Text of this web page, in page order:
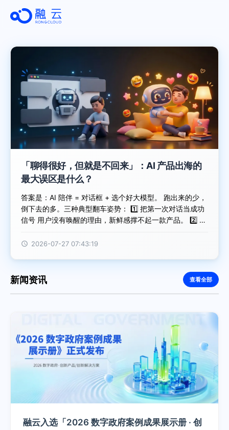
「聊得很好，但就是不回来」：AI 产品出海的
最大误区是什么？
答案是：AI 陪伴 = 对话框 + 选个好大模型。 跑出来的少，
倒下去的多。三种典型翻车姿势： 1️⃣ 把第一次对话当成功
信号 用户没有唤醒的理由，新鲜感撑不起一款产品。 2️⃣ 有
式告诉你——不是。真正的陪伴，需要维护关系。 3️⃣ 不计
么，怎么才能做到真正的“陪伴”？能破局的方案都需要什么
能力？下面这个视频告诉你答案~ 0:00 /3:14 1× 7.17-
2026-07-27 07:43:19
新闻资讯 查看全部
融云入选「2026 数字政府案例成果展示册 · 创